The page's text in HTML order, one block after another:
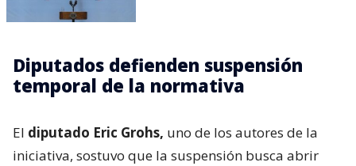
Diputados defienden suspensión
temporal de la normativa
El diputado Eric Grohs, uno de los autores de la
iniciativa, sostuvo que la suspensión busca abrir